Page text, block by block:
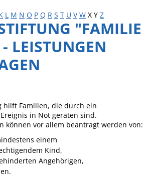
Social Media
Parkraumkonzept
Ladeinfrastruktur
Einrichtungen
Schulkindbetreuung
Grundschule
Mensa
Musikschule
L M N O P Q R S T U V W X Y Z
"FAMILIE
LEISTUNGEN
hilft Familien, die durch ein
in Not geraten sind.
können vor allem beantragt werden von:
einem
Kind,
Angehörigen,